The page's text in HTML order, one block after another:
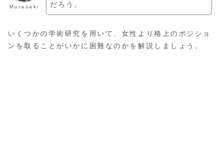
Murasaki
だろう。
いくつかの学術研究を用いて、女性より格上のポジショ
ンを取ることがいかに困難なのかを解説しましょう。